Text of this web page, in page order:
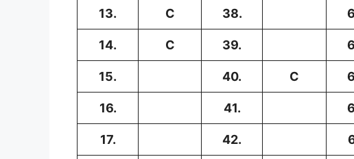
13. C 38.
14. C 39.
15. 40. C
16. 41.
17. 42.